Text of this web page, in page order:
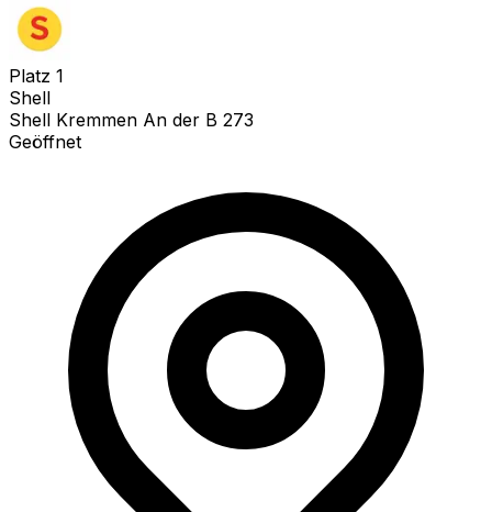
Platz 1
Shell
Shell Kremmen An der B 273
Geöffnet